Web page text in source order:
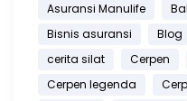
Asuransi Manulife
Bisnis asuransi
Blog
cerita silat
Cerpen
Cerpen legenda